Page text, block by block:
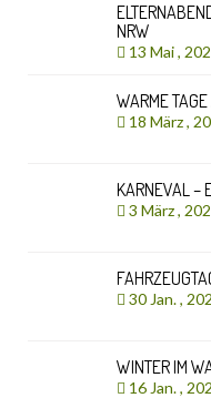
NRW
13 Mai ,
WARME
18 März ,
KARNEVAL –
3 März ,
30 Jan. ,
WINTER IM
16 Jan. ,